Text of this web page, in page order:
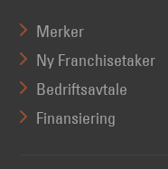
Merker
Ny Franchisetaker
Bedriftsavtale
Finansiering